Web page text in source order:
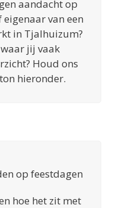
aandacht op
van een
in Tjalhuizum?
jij vaak
Houd ons
hieronder.
op feestdagen
hoe het zit met